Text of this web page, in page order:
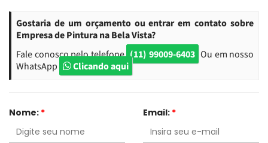
Gostaria de um orçamento ou entrar em contato sobre
Empresa de Pintura na Bela Vista?
Fale conosco pelo telefone (11) 99009-6403 Ou em nosso
WhatsApp
Clicando aqui
Nome: * Email: *